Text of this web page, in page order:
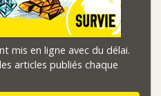
mis en ligne avec du délai.
articles publiés chaque